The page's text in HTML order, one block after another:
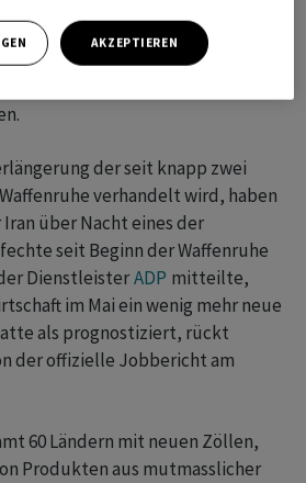
es um 0,80 Prozent auf 50.899,60
500 gab um 0,41 Prozent auf
der seit knapp zwei
verhandelt wird, haben
über Nacht eines der
seit Beginn der Waffenruhe
DienstleisterADP mitteilte,
im Mai ein wenig mehr neue
als prognostiziert, rückt
der offizielle Jobbericht am
60 Ländern mit neuen Zöllen,
Produkten aus mutmasslicher
AKZEPTIEREN